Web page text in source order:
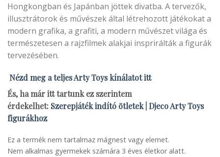
Hongkongban és Japánban jöttek divatba. A tervezők,
illusztrátorok és művészek által létrehozott játékokat a
modern grafika, a grafiti, a modern művészet világa és
természetesen a rajzfilmek alakjai insprirálták a figurák
tervezésében.
Nézd meg a teljes Arty Toys kínálatot itt
És, ha már itt tartunk ez szerintem
érdekelhet: Szerepjáték indító ötletek | Djeco Arty Toys
figurákhoz
Ez a termék nem tartalmaz mágnest vagy elemet.
Nem alkalmas gyermekek számára 3 éves életkor alatt.